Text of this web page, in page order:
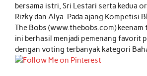
bersama istri, Sri Lestari serta kedua
Rizky dan Alya. Pada ajang Kompetisi
The Bobs (www.thebobs.com)
ini berhasil menjadi pemenang favorit
dengan voting terbanyak kategori